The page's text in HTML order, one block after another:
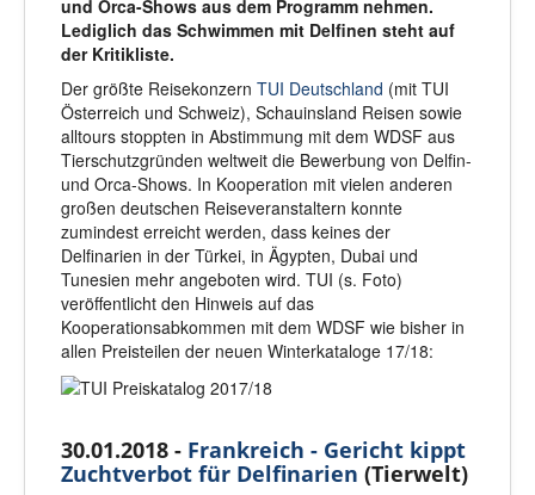
und Orca-Shows aus dem Programm nehmen.
Lediglich das Schwimmen mit Delfinen steht auf
der Kritikliste.
Der größte Reisekonzern TUI Deutschland (mit TUI
Österreich und Schweiz), Schauinsland Reisen sowie
alltours stoppten in Abstimmung mit dem WDSF aus
Tierschutzgründen weltweit die Bewerbung von Delfin-
und Orca-Shows. In Kooperation mit vielen anderen
großen deutschen Reiseveranstaltern konnte
zumindest erreicht werden, dass keines der
Delfinarien in der Türkei, in Ägypten, Dubai und
Tunesien mehr angeboten wird. TUI (s. Foto)
veröffentlicht den Hinweis auf das
Kooperationsabkommen mit dem WDSF wie bisher in
allen Preisteilen der neuen Winterkataloge 17/18:
30.01.2018 - Frankreich - Gericht kippt
Zuchtverbot für Delfinarien (Tierwelt)